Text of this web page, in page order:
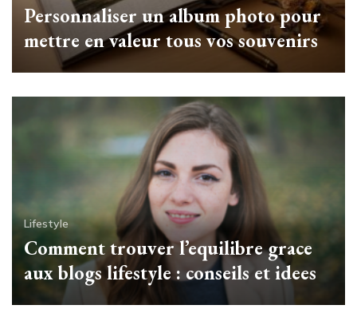
Personnaliser un album photo pour
mettre en valeur tous vos souvenirs
Lifestyle
Comment trouver l’equilibre grace
aux blogs lifestyle : conseils et idees